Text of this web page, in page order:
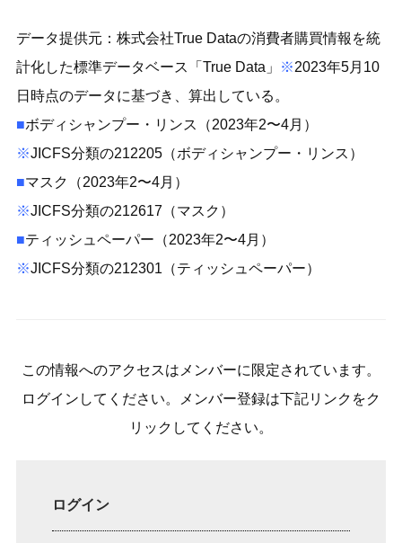
データ提供元：株式会社True Dataの消費者購買情報を統
計化した標準データベース「True Data」
※2023年5月10
日時点のデータに基づき、算出している。
■ボディシャンプー・リンス（2023年2〜4月）
※JICFS分類の212205（ボディシャンプー・リンス）
■マスク（2023年2〜4月）
※JICFS分類の212617（マスク）
■ティッシュペーパー（2023年2〜4月）
※JICFS分類の212301（ティッシュペーパー）
この情報へのアクセスはメンバーに限定されています。
ログインしてください。メンバー登録は下記リンクをク
リックしてください。
ログイン